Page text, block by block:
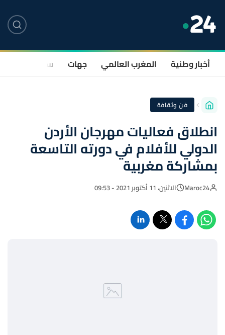
أخبار وطنية المغرب العالمي جهات سياسة
فن وثقافة
انطلاق فعاليات مهرجان الأردن
الدولي للأفلام في دورته التاسعة
بمشاركة مغربية
Maroc24 الاثنين، 11 أكتوبر 2021 - 09:53